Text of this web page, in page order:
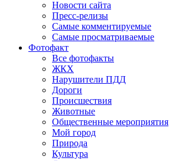
Новости сайта
Пресс-релизы
Самые комментируемые
Самые просматриваемые
Фотофакт
Все фотофакты
ЖКХ
Нарушители ПДД
Дороги
Происшествия
Животные
Общественные мероприятия
Мой город
Природа
Культура